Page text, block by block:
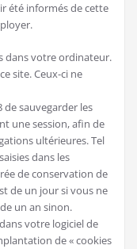
été informés de cette
dans votre ordinateur.
site. Ceux-ci ne
sauvegarder les
une session, afin de
ultérieures. Tel
dans les
de conservation de
de un jour si vous ne
un an sinon.
votre logiciel de
de « cookies